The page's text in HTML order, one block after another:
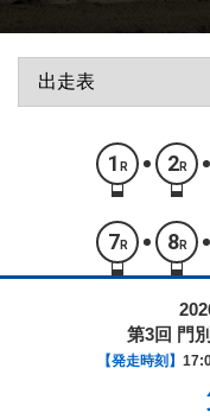
1 R 2R
7 R 8R
第3回 門
【発走時刻】